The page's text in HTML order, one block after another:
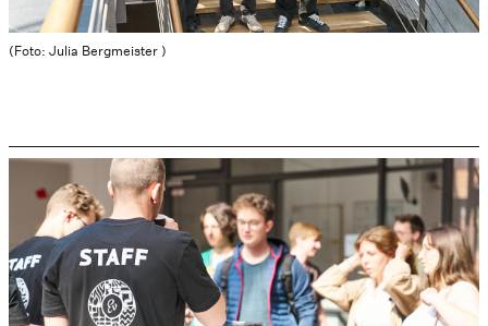
(Foto: Julia Bergmeister )